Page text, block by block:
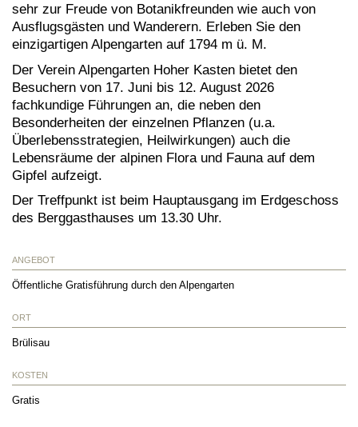
sehr zur Freude von Botanikfreunden wie auch von
Ausflugsgästen und Wanderern. Erleben Sie den
einzigartigen Alpengarten auf 1794 m ü. M.
Der Verein Alpengarten Hoher Kasten bietet den
Besuchern von 17. Juni bis 12. August 2026
fachkundige Führungen an, die neben den
Besonderheiten der einzelnen Pflanzen (u.a.
Überlebensstrategien, Heilwirkungen) auch die
Lebensräume der alpinen Flora und Fauna auf dem
Gipfel aufzeigt.
Der Treffpunkt ist beim Hauptausgang im Erdgeschoss
des Berggasthauses um 13.30 Uhr.
ANGEBOT
Öffentliche Gratisführung durch den Alpengarten
ORT
Brülisau
KOSTEN
Gratis